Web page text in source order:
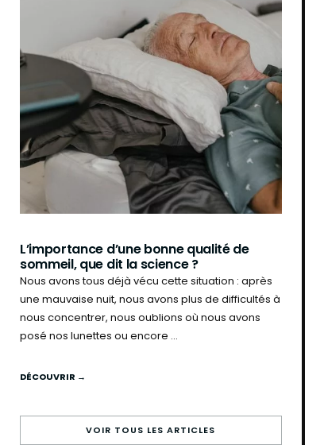
L’importance d’une bonne qualité de
sommeil, que dit la science ?
Nous avons tous déjà vécu cette situation : après
une mauvaise nuit, nous avons plus de difficultés à
nous concentrer, nous oublions où nous avons
posé nos lunettes ou encore ...
DÉCOUVRIR →
VOIR TOUS LES ARTICLES